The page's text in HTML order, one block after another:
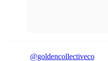
@goldencollectiveco